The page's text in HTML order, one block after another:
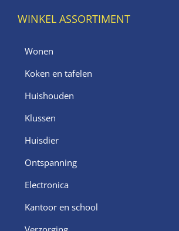
WINKEL ASSORTIMENT
Wonen
Koken en tafelen
Huishouden
Klussen
Huisdier
Ontspanning
Electronica
Kantoor en school